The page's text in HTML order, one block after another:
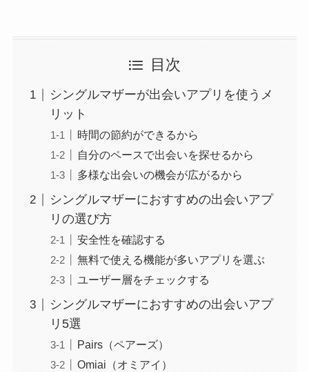
目次
シングルマザーが出会いアプリを使うメ
リット
時間の節約ができるから
自分のペースで出会いを探せるから
多様な出会いの機会が広がるから
シングルマザーにおすすめの出会いアプ
リの選び方
安全性を確認する
無料で使える機能が多いアプリを選ぶ
ユーザー層をチェックする
シングルマザーにおすすめの出会いアプ
リ5選
Pairs（ペアーズ）
Omiai（オミアイ）